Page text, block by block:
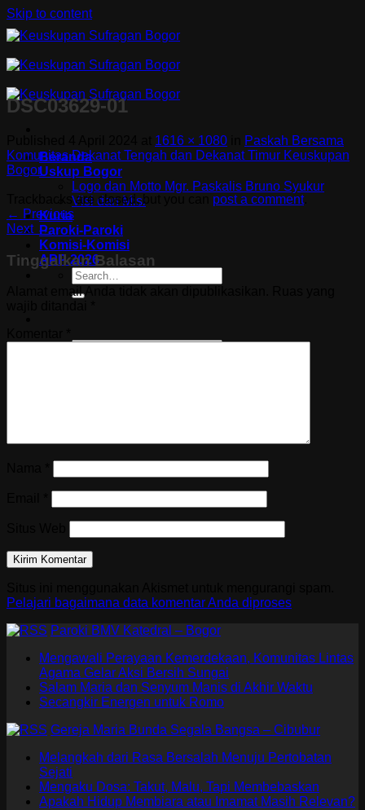
Skip to content
Beranda
Uskup Bogor
Logo dan Motto Mgr. Paskalis Bruno Syukur
Visi dan Misi
Kuria
Paroki-Paroki
Komisi-Komisi
APP 2026
DSC03629-01
1616 × 1080
Paskah Bersama
Komunitas Dekanat Tengah dan Dekanat Timur Keuskupan
Bogor
Trackbacks are closed, but you can post a comment.
← Previous
Next →
Tinggalkan Balasan
Alamat email Anda tidak akan dipublikasikan.
Pelajari bagaimana data komentar Anda diproses
Paroki BMV Katedral – Bogor
Mengawali Perayaan Kemerdekaan, Komunitas Lintas
Agama Gelar Aksi Bersih Sungai
Salam Maria dan Senyum Manis di Akhir Waktu
Secangkir Energen untuk Romo
Gereja Maria Bunda Segala Bangsa – Cibubur
Melangkah dari Rasa Bersalah Menuju Pertobatan
Sejati
Mengaku Dosa: Takut, Malu, Tapi Membebaskan
Apakah Hidup Membiara atau Imamat Masih Relevan?